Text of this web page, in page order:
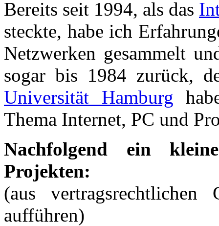
Bereits seit 1994, als das
steckte, habe ich
Netzwerken gesammelt
sogar bis 1984 zurück,
Universität Hamburg
Thema Internet, PC und
Nachfolgend ein
Projekten:
(aus
aufführen)